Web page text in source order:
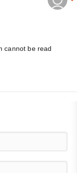
cannot be read